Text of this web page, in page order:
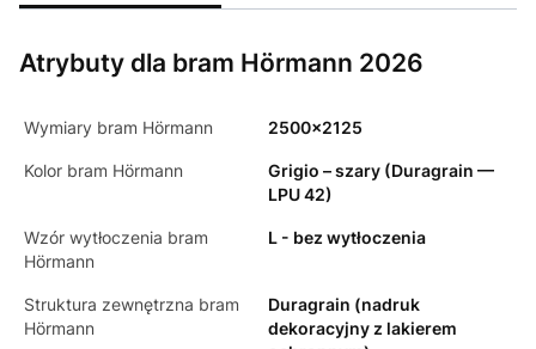
Atrybuty dla bram Hörmann 2026
Wymiary bram Hörmann 2500x2125
Kolor bram Hörmann
Grigio – szary (Duragrain —
LPU 42)
Wzór wytłoczenia bram
Hörmann
L - bez wytłoczenia
Struktura zewnętrzna bram
Hörmann
Duragrain (nadruk
dekoracyjny z lakierem